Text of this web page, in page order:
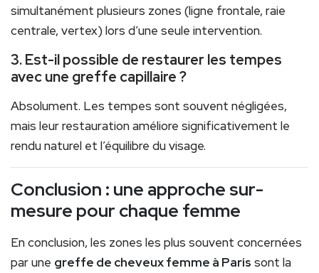
simultanément plusieurs zones (ligne frontale, raie
centrale, vertex) lors d’une seule intervention.
3. Est-il possible de restaurer les tempes
avec une greffe capillaire ?
Absolument. Les tempes sont souvent négligées,
mais leur restauration améliore significativement le
rendu naturel et l’équilibre du visage.
Conclusion : une approche sur-
mesure pour chaque femme
En conclusion, les zones les plus souvent concernées
par une greffe de cheveux femme à Paris sont la